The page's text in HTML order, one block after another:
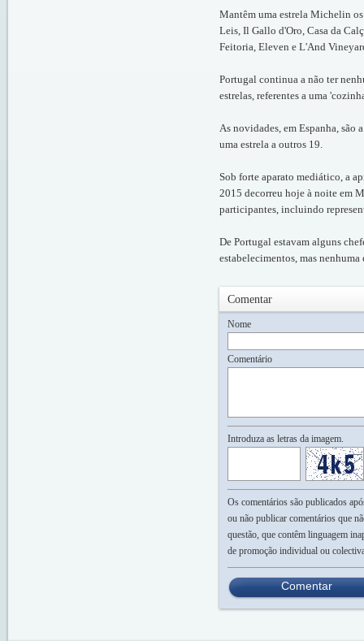
Mantêm uma estrela Michelin
Leis, Il Gallo d'Oro, Casa da
Feitoria, Eleven e L'And
Portugal continua a não ter
estrelas, referentes a uma
As novidades, em Espanha, são
uma estrela a outros 19.
Sob forte aparato mediático, a
2015 decorreu hoje à noite em
participantes, incluindo
De Portugal estavam alguns
estabelecimentos, mas
Comentar
Nome
Comentário
Introduza as letras da imagem.
Os comentários são publicados
ou não publicar comentários que
questão, que contêm linguagem
de promoção individual ou
Comentar